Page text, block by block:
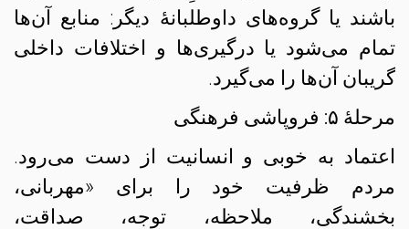
باشند یا گروه‌های داوطلبانه‌ٔ دیگر: منابع آن‌ها
تمام می‌شود یا درگیری‌ها و اختلافات داخلی
گریبان آن‌ها را می‌گیرد.
مرحلهٔ ۵: فروپاشی فرهنگی
اعتماد به خوبی و انسانیت از دست می‌رود.
مردم ظرفیت خود را برای «مهربانی،
بخشندگی، ملاحظه، توجه، صداقت،